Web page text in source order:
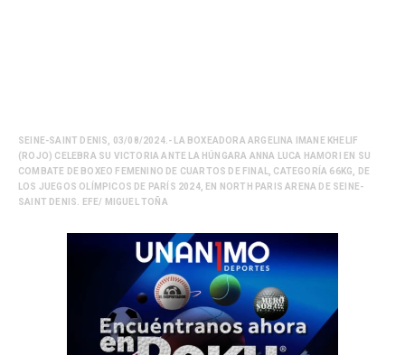
SEINE-SAINT DENIS, 03/08/2024.- LA BOXEADORA ARGELINA IMANE KHELIF
(ROJO) CELEBRA SU VICTORIA ANTE LA HÚNGARA ANNA LUCA HAMORI EN SU
COMBATE DE BOXEO FEMENINO DE CUARTOS DE FINAL, CATEGORÍA 66KG, DE
LOS JUEGOS OLÍMPICOS DE PARÍS 2024, EN NORTH PARIS ARENA DE SEINE-
SAINT DENIS. EFE/ MIGUEL TOÑA